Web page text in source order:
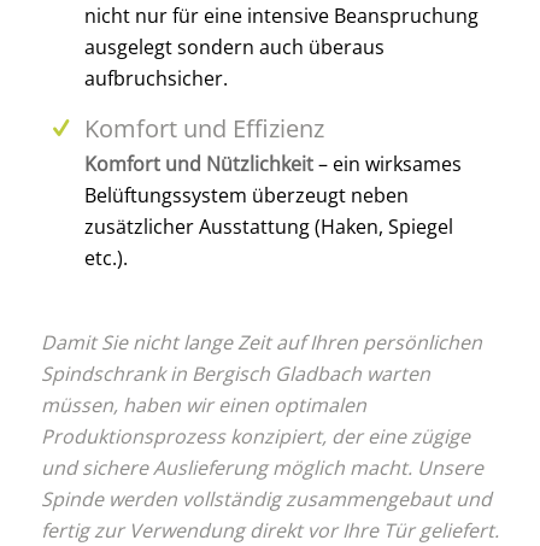
nicht nur für eine intensive Beanspruchung
ausgelegt sondern auch überaus
aufbruchsicher.
Komfort und Effizienz
Komfort und Nützlichkeit– ein wirksames
Belüftungssystem überzeugt neben
zusätzlicher Ausstattung (Haken, Spiegel
etc.).
Damit Sie nicht lange Zeit auf Ihren persönlichen
Spindschrank in Bergisch Gladbach warten
müssen, haben wir einen optimalen
Produktionsprozess konzipiert, der eine zügige
und sichere Auslieferung möglich macht. Unsere
Spinde werden vollständig zusammengebaut und
fertig zur Verwendung direkt vor Ihre Tür geliefert.